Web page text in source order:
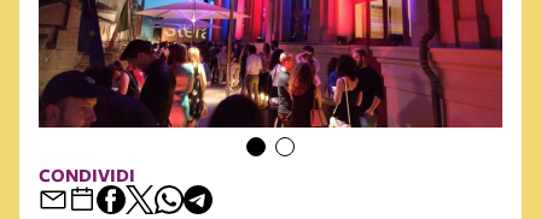
CONDIVIDI